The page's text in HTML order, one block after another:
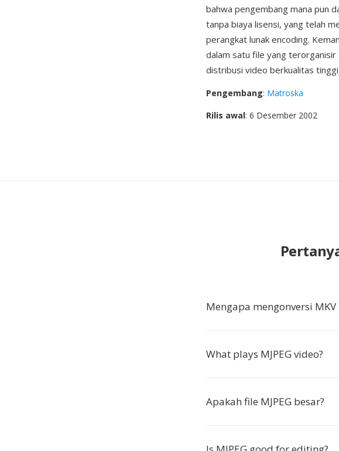
bahwa pengembang mana pun
tanpa biaya lisensi, yang telah
perangkat lunak encoding.
dalam satu file yang terorganisir
distribusi video berkualitas
Pengembang: Matroska
Rilis awal: 6 Desember 2002
Mengapa mengonversi MKV
What plays MJPEG video?
Apakah file MJPEG besar?